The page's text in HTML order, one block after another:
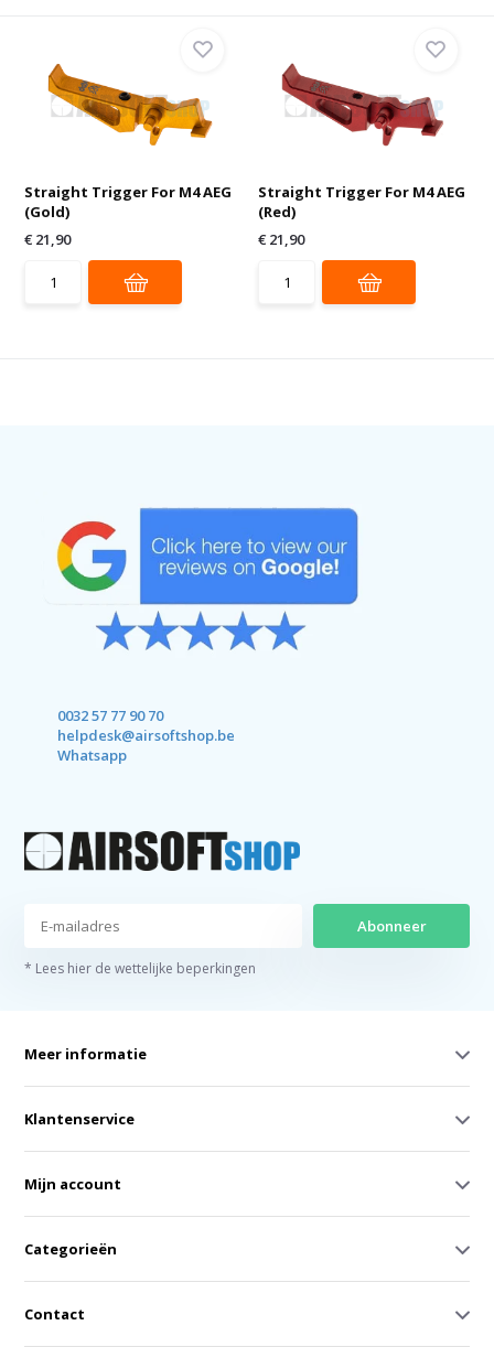
Straight Trigger For M4 AEG
(Gold)
€ 21,90
Straight Trigger For M4 AEG
(Red)
€ 21,90
0032 57 77 90 70
helpdesk@airsoftshop.be
Whatsapp
Abonneer
* Lees hier de wettelijke beperkingen
Meer informatie
Klantenservice
Mijn account
Categorieën
Contact